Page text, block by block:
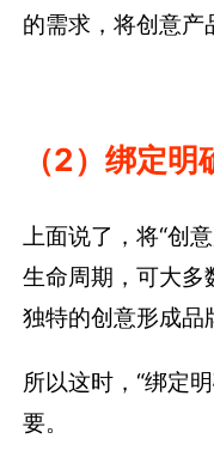
的需求，将创意产
（2）绑定
上面说了，将“创
生命周期，可大多
独特的创意形成品
所以这时，“绑定
要。